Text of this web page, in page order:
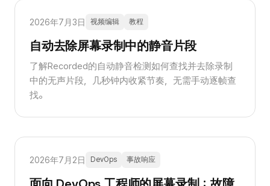
2026年7月3日 视频编辑 教程
自动去除屏幕录制中的静音片段
了解Recorded的自动静音检测如何查找并去除录制
中的无声片段，几秒钟内收紧节奏，无需手动逐帧查
找。
2026年7月2日 DevOps 事故响应